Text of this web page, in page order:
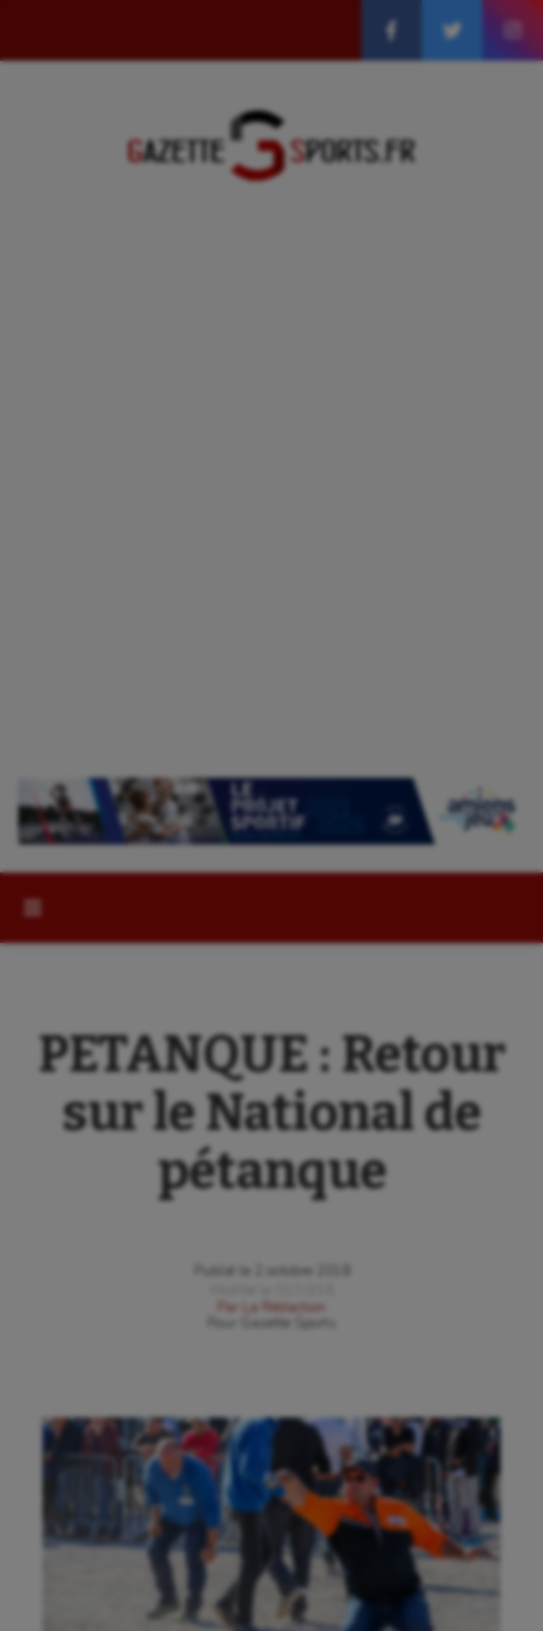
Aéronautique
Athlétisme
Auto
PETANQUE : Retour
sur le National de
pétanque
Publié le
2 octobre 2018
Par
La Rédaction
Gazette Sports